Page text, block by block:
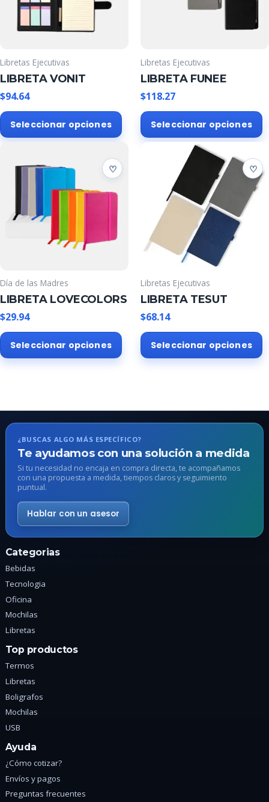
Libretas Ejecutivas
LIBRETA VONIT
$94.64
Seleccionar opciones
Este
producto
tiene
variantes.
pueden
elegir
página
de
producto
Libretas Ejecutivas
LIBRETA FUNEE
$118.27
Seleccionar opciones
Día de las Madres
LIBRETA LOVECOLORS
$29.94
Seleccionar opciones
Este
producto
opciones
se
pueden
elegir
en
página
de
producto
Libretas Ejecutivas
LIBRETA TESUT
$68.14
Seleccionar opciones
¿BUSCAS ALGO MÁS ESPECÍFICO?
Te ayudamos con una solución a medida
Si tu necesidad no encaja en compra directa, te acompañamos
con una propuesta a medida, tiempos claros y seguimiento
puntual.
Hablar con un asesor
Categorias
Bebidas
Tecnologia
Oficina
Mochilas
Libretas
Top productos
Termos
Libretas
Boligrafos
Mochilas
USB
Ayuda
¿Cómo cotizar?
Envíos y pagos
Preguntas frecuentes